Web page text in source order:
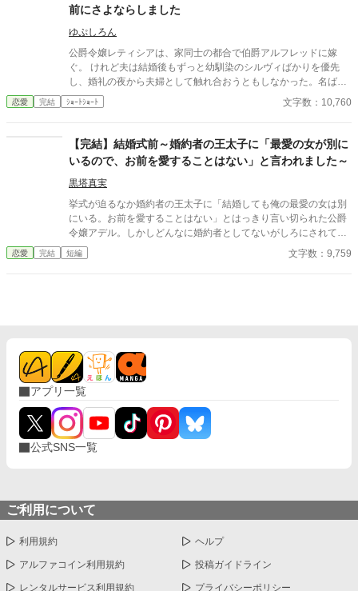
前にさよならしました
ゆぷしろん
公爵令嬢レティシアは、家同士の都合で伯爵アルフレッドに嫁
ぐ。 けれど夫は結婚後もずっと幼馴染のシルヴィばかりを優先
し、婚礼の夜から夫婦として触れ合おうともしなかった。名ばか
りの妻として伯爵家を支え、領地経営まで立て直しても、彼にと
ってレティシアは“都合のいい伯爵夫人”でしかない。 やがて結婚
染を屋敷に迎え入れようとしている会話を聞いてしまったレティ
シアは、ついに決意する。 ――もう、この結婚には見切りをつけ
よう。 夜明け前、彼女は離縁の準備を整え、伯爵邸を出奔。 身を
寄せた北の港町で薬舗を手伝いながら、自分の力で生きる穏やか
な日々を手に入れていく。そこで出会ったのは、身分ではなく一
人の女性として彼女を尊重してくれる青年医師ノアだった。 一
方、都合よく尽くしてくれる妻を失ったアルフレッドは、ようや
く自分が何を失ったのかを思い知ることになる。 幼馴染ばかりを
優先する婚約者との白い結婚に終止符を打ち、傷ついた公爵令嬢
恋愛 完結 ｼｮｰﾄｼｮｰﾄ 文字数：10,760
【完結】結婚式前～婚約者の王太子に「最愛の女が別に
いるので、お前を愛することはない」と言われました～
黒塔真実
挙式が迫るなか婚約者の王太子に「結婚しても俺の最愛の女は別
にいる。お前を愛することはない」とはっきり言い切られた公爵
令嬢アデル。しかしどんなに婚約者としてないがしろにされても
女性としての誇りを傷つけられても彼女は平気だった。なぜなら
大切な「心の拠り所」があるから……。しかし、王立学園の卒業
恋愛 完結 短編 文字数：9,759
アプリ一覧
公式SNS一覧
ご利用について
利用規約 ヘルプ
アルファコイン利用規約 投稿ガイドライン
レンタルサービス利用規約 プライバシーポリシー